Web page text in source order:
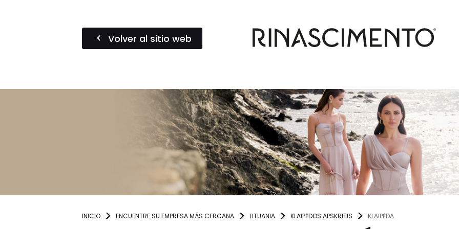
Volver al sitio web
INICIO ENCUENTRE SU EMPRESA MÁS CERCANA LITUANIA KLAIPĖDOS APSKRITIS KLAIPĖDA